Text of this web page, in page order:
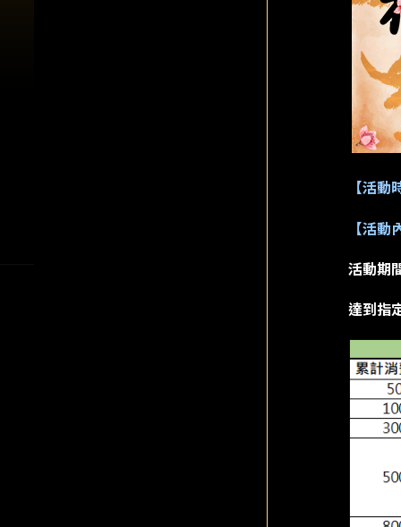
【活動
【活動
活動期
達到指